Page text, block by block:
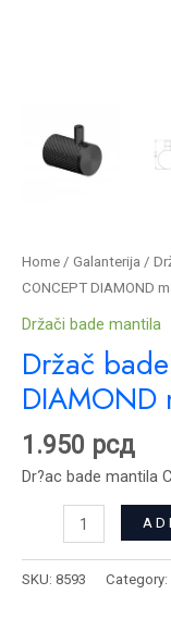
Home / Galanterija /
CONCEPT DIAMOND
Držači bade mantila
Držač
DIAMOND
1.950 рсд
Dr?ac bade mantila
SKU: 8593 Category: